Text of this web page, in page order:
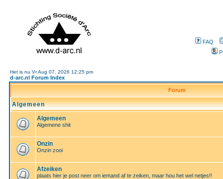
FAQ
Het is nu Vr Aug 07, 2026 12:25 pm
d-arc.nl Forum Index
Forum
Algemeen
Algemeen
Algemene shit
Onzin
Onzin zooi
Afzeiken
plaats hier je post neer om iemand af te zeiken, maar hou het wel netjes!!